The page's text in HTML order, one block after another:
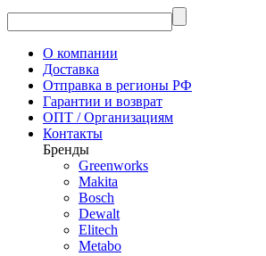
О компании
Доставка
Отправка в регионы РФ
Гарантии и возврат
ОПТ / Организациям
Контакты
Бренды
Greenworks
Makita
Bosch
Dewalt
Elitech
Metabo